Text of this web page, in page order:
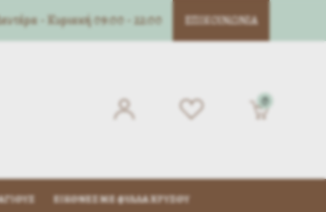
- Κυριακή 09:00 - 22:00 ΕΠΙΚΟΙΝΩΝΊΑ
0
ΕΙΚΌΝΕΣ ΜΕ ΦΎΛΛΑ ΧΡΥΣΟΎ